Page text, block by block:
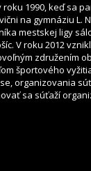
roku 1990, keď sa
na gymnáziu L.
mestskej ligy
V roku 2012
združením
športového
organizovania
sa súťaží